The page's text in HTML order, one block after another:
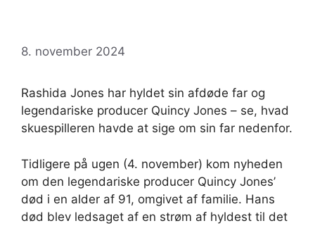
8. november 2024
Rashida Jones har hyldet sin afdøde far og
legendariske producer Quincy Jones – se, hvad
skuespilleren havde at sige om sin far nedenfor.
Tidligere på ugen (4. november) kom nyheden
om den legendariske producer Quincy Jones’
død i en alder af 91, omgivet af familie. Hans
død blev ledsaget af en strøm af hyldest til det